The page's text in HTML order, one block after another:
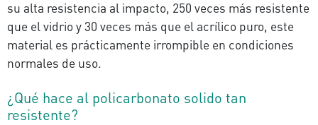
su alta resistencia al impacto, 250 veces más resistente
que el vidrio y 30 veces más que el acrílico puro, este
material es prácticamente irrompible en condiciones
normales de uso.
¿Qué hace al policarbonato solido tan
resistente?